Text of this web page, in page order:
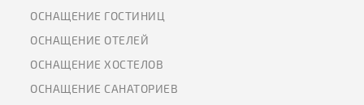
ОСНАЩЕНИЕ ГОСТИНИЦ
ОСНАЩЕНИЕ ОТЕЛЕЙ
ОСНАЩЕНИЕ ХОСТЕЛОВ
ОСНАЩЕНИЕ САНАТОРИЕВ